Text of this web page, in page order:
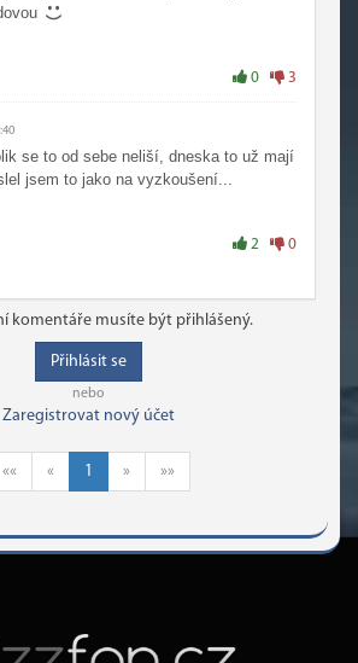
0 3
se to od sebe neliší, dneska to už mají
jsem to jako na vyzkoušení...
2 0
komentáře musíte být přihlášený.
Přihlásit se
nebo
Zaregistrovat nový účet
«« « 1 » »»